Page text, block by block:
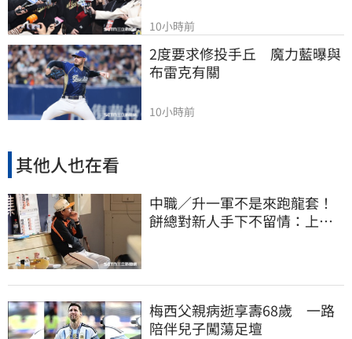
10小時前
2度要求修投手丘　魔力藍曝與
布雷克有關
10小時前
其他人也在看
中職／升一軍不是來跑龍套！
餅總對新人手下不留情：上來
梅西父親病逝享壽68歲 一路
陪伴兒子闖蕩足壇